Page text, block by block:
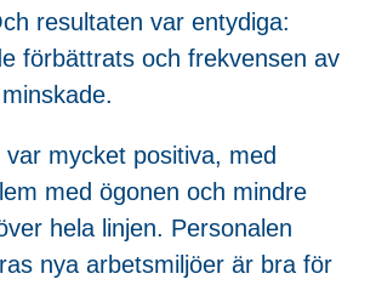
resultaten var entydiga:
förbättrats och frekvensen av
mycket positiva, med
med ögonen och mindre
hela linjen. Personalen
nya arbetsmiljöer är bra för